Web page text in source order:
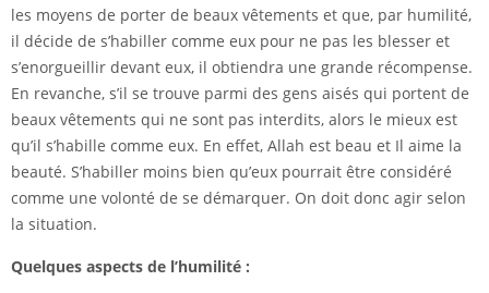
les moyens de porter de beaux vêtements et que, par humilité,
il décide de s’habiller comme eux pour ne pas les blesser et
s’enorgueillir devant eux, il obtiendra une grande récompense.
En revanche, s’il se trouve parmi des gens aisés qui portent de
beaux vêtements qui ne sont pas interdits, alors le mieux est
qu’il s’habille comme eux. En effet, Allah est beau et Il aime la
beauté. S’habiller moins bien qu’eux pourrait être considéré
comme une volonté de se démarquer. On doit donc agir selon
la situation.
Quelques aspects de l’humilité :